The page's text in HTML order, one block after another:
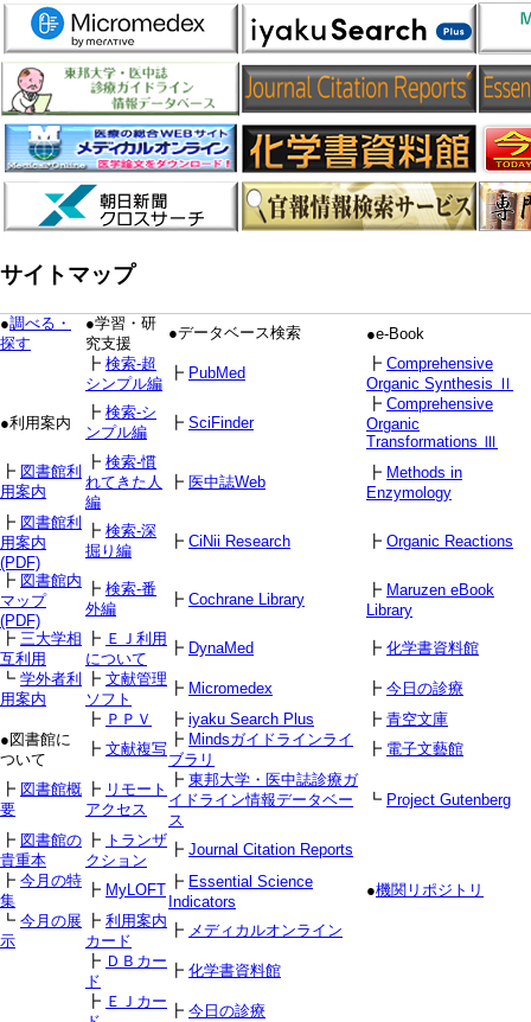
サイトマップ
●調べる・
探す
●学習・研
究支援
●データベース検索
●e-Book
┣ 検索-超
シンプル編
┣ PubMed
┣ Comprehensive
Organic Synthesis Ⅱ
●利用案内
┣ 検索-シ
ンプル編
┣ SciFinder
┣ Comprehensive
Organic
Transformations Ⅲ
┣ 図書館利
用案内
┣ 検索-慣
れてきた人
編
┣ 医中誌Web
┣ Methods in
Enzymology
┣ 図書館利
用案内
(PDF)
┣ 検索-深
掘り編
┣ CiNii Research ┣ Organic Reactions
┣ 図書館内
マップ
(PDF)
┣ 検索-番
外編
┣ Cochrane Library
┣ Maruzen eBook
Library
┣ 三大学相
互利用
┣ ＥＪ利用
について
┣ DynaMed ┣ 化学書資料館
┗ 学外者利
用案内
┣ 文献管理
ソフト
┣ Micromedex ┣ 今日の診療
┣ ＰＰＶ ┣ iyaku Search Plus ┣ 青空文庫
●図書館に
ついて
┣ 文献複写
┣ Mindsガイドラインライ
ブラリ
┣ 電子文藝館
┣ 図書館概
要
┣ リモート
アクセス
┣ 東邦大学・医中誌診療ガ
イドライン情報データベー
ス
┗ Project Gutenberg
┣ 図書館の
貴重本
┣ トランザ
クション
┣ Journal Citation Reports
┣ 今月の特
集
┣ MyLOFT ┣ Essential Science
Indicators
●機関リポジトリ
┗ 今月の展
示
┣ 利用案内
カード
┣ メディカルオンライン
┣ ＤＢカー
ド
┣ 化学書資料館
┣ ＥＪカー
┣ 今日の診療